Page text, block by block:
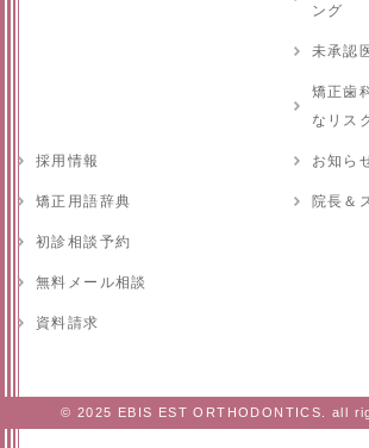
ング
未承認
矯正歯
なリス
採用情報
矯正用語辞典
初診相談予約
無料メール相談
資料請求
お知ら
院長＆
© 2025 EBIS EST ORTHODONTICS. all